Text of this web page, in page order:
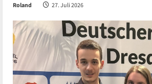
Roland 27. Juli 2026